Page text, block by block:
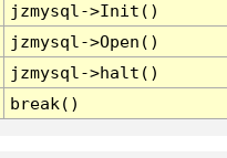
jzmysql->Init()
jzmysql->Open()
jzmysql->halt()
break()